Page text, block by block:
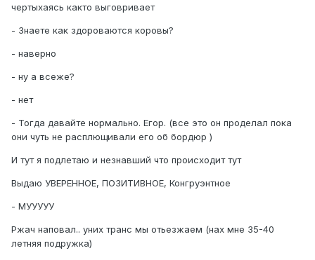
чертыхаясь както выговривает
- Знаете как здороваются коровы?
- наверно
- ну а всеже?
- нет
- Тогда давайте нормально. Егор. (все это он проделал пока
они чуть не расплющивали его об бордюр )
И тут я подлетаю и незнавший что происходит тут
Выдаю УВЕРЕННОЕ, ПОЗИТИВНОЕ, Конгруэнтное
- МУУУУУ
Ржач наповал.. уних транс мы отьезжаем (нах мне 35-40
летняя подружка)